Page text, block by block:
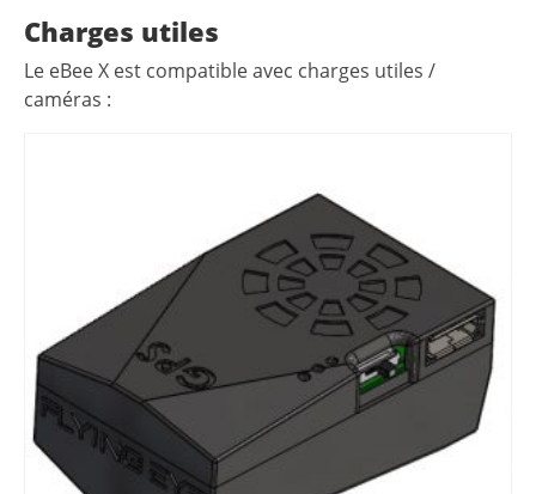
Charges utiles
Le eBee X est compatible avec charges utiles /
caméras :